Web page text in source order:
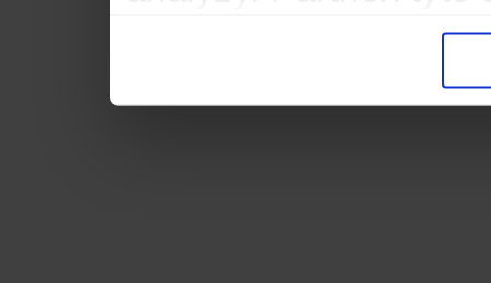
informacemi, které